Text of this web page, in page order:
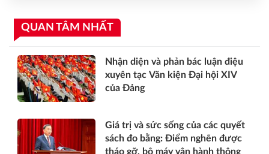
QUAN TÂM NHẤT
Nhận diện và phản bác luận điệu
xuyên tạc Văn kiện Đại hội XIV
của Đảng
Giá trị và sức sống của các quyết
sách đo bằng: Điểm nghẽn được
tháo gỡ, bộ máy vận hành thông